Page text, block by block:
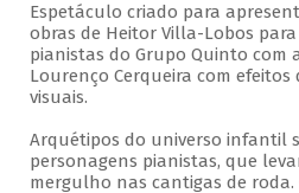
Espetáculo criado para
obras de Heitor Villa-Lobos
pianistas do Grupo Quinto com
Lourenço Cerqueira com efeitos
visuais.
Arquétipos do universo infantil
personagens pianistas, que
mergulho nas cantigas de